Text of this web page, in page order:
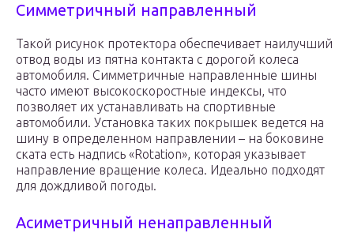
Симметричный направленный
Такой рисунок протектора обеспечивает наилучший
отвод воды из пятна контакта с дорогой колеса
автомобиля. Симметричные направленные шины
часто имеют высокоскоростные индексы, что
позволяет их устанавливать на спортивные
автомобили. Установка таких покрышек ведется на
шину в определенном направлении – на боковине
ската есть надпись «Rotation», которая указывает
направление вращение колеса. Идеально подходят
для дождливой погоды.
Асиметричный ненаправленный